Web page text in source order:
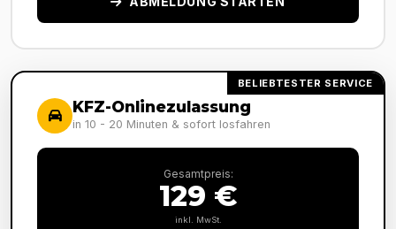
BELIEBTESTER SERVICE
KFZ-Onlinezulassung
in 10 - 20 Minuten & sofort losfahren
Gesamtpreis:
129 €
inkl. MwSt.